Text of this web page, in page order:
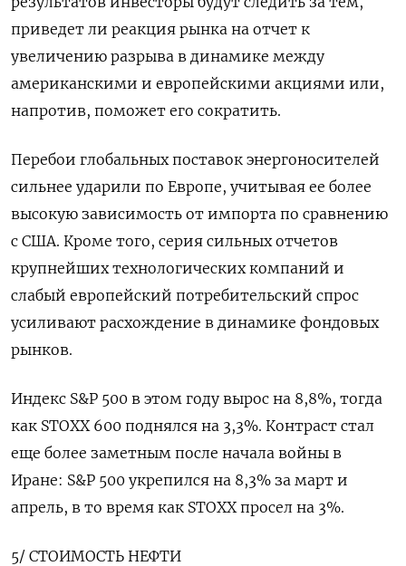
приведет ли реакция рынка на отчет к
увеличению разрыва в динамике между
американскими и европейскими акциями или,
напротив, поможет его сократить.
Перебои глобальных поставок энергоносителей
сильнее ударили по Европе, учитывая ее более
высокую зависимость от импорта по сравнению
с США. Кроме того, серия сильных отчетов
крупнейших технологических компаний и
слабый европейский потребительский спрос
усиливают расхождение в динамике фондовых
рынков.
Индекс S&P 500 в этом году вырос на 8,8%, тогда
как STOXX 600 поднялся на ​3,3%. Контраст стал
еще более заметным после начала войны в
⁠Иране: S&P 500 укрепился на 8,3% за март и
апрель, в то время как STOXX просел на 3%.
5/ СТОИМОСТЬ НЕФТИ